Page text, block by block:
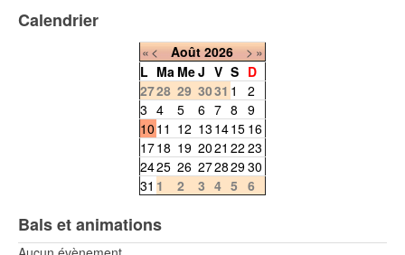
Calendrier
«< Août 2026 >»
L Ma MeJ V S D
2728 29 3031 1
2
3 4 5 6 7 8 9
10 11 12 13 1415 16
1718 19 2021 22 23
2425 26 27282930
31 1 2 3 4 5 6
Bals et animations